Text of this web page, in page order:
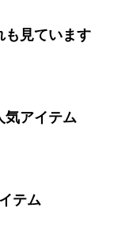
も見ています
気アイテム
テム